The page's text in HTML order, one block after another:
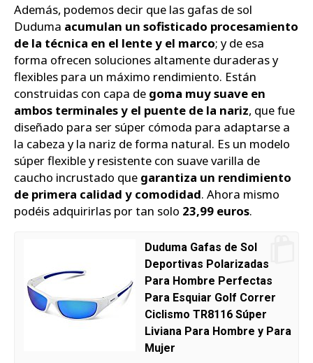
Además, podemos decir que las gafas de sol
Duduma acumulan un sofisticado procesamiento
de la técnica en el lente y el marco; y de esa
forma ofrecen soluciones altamente duraderas y
flexibles para un máximo rendimiento. Están
construidas con capa de goma muy suave en
ambos terminales y el puente de la nariz, que fue
diseñado para ser súper cómoda para adaptarse a
la cabeza y la nariz de forma natural. Es un modelo
súper flexible y resistente con suave varilla de
caucho incrustado que garantiza un rendimiento
de primera calidad y comodidad. Ahora mismo
podéis adquirirlas por tan solo 23,99 euros.
Duduma Gafas de Sol
Deportivas Polarizadas
Para Hombre Perfectas
Para Esquiar Golf Correr
Ciclismo TR8116 Súper
Liviana Para Hombre y Para
Mujer